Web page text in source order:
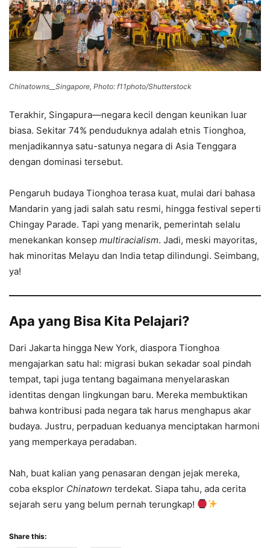
Chinatowns__Singapore, Photo: f11photo/Shutterstock
Terakhir, Singapura—negara kecil dengan keunikan luar
biasa. Sekitar 74% penduduknya adalah etnis Tionghoa,
menjadikannya satu-satunya negara di Asia Tenggara
dengan dominasi tersebut.
Pengaruh budaya Tionghoa terasa kuat, mulai dari bahasa
Mandarin yang jadi salah satu resmi, hingga festival seperti
Chingay Parade. Tapi yang menarik, pemerintah selalu
menekankan konsep multiracialism. Jadi, meski mayoritas,
hak minoritas Melayu dan India tetap dilindungi. Seimbang,
ya!
Apa yang Bisa Kita Pelajari?
Dari Jakarta hingga New York, diaspora Tionghoa
mengajarkan satu hal: migrasi bukan sekadar soal pindah
tempat, tapi juga tentang bagaimana menyelaraskan
identitas dengan lingkungan baru. Mereka membuktikan
bahwa kontribusi pada negara tak harus menghapus akar
budaya. Justru, perpaduan keduanya menciptakan harmoni
yang memperkaya peradaban.
Nah, buat kalian yang penasaran dengan jejak mereka,
coba eksplor Chinatown terdekat. Siapa tahu, ada cerita
sejarah seru yang belum pernah terungkap!
Share this: